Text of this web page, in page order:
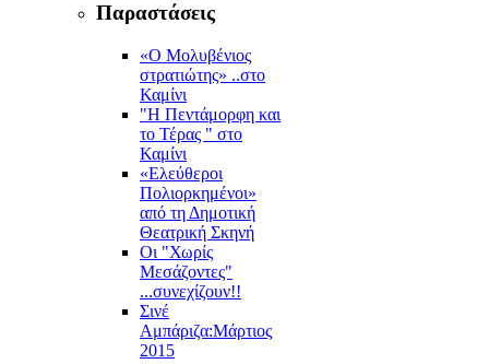
Παραστάσεις
«Ο Μολυβένιος
στρατιώτης» ..στο
Καμίνι
"Η Πεντάμορφη και
το Τέρας " στο
Καμίνι
«Ελεύθεροι
Πολιορκημένοι»
από τη Δημοτική
Θεατρική Σκηνή
Οι "Χωρίς
Μεσάζοντες"
...συνεχίζουν!!
Σινέ
Αμπάριζα:Mάρτιος
2015